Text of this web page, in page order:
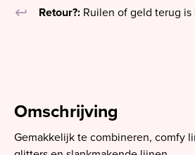
keyboard_return
Retour?: Ruilen of geld terug
Omschrijving
Gemakkelijk te combineren, comfy